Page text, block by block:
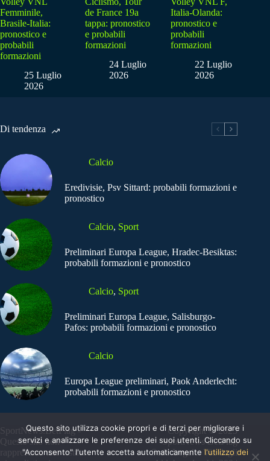
Femminile,
Brasile-Italia:
pronostico e
probabili
formazioni
25 Luglio
2026
de France 19a
tappa: pronostico
e probabili
formazioni
24 Luglio
2026
Italia-Olanda:
pronostico e
probabili
formazioni
22 Luglio
2026
Di tendenza
Calcio
Eredivisie, Psv Sittard: probabili formazioni e
pronostico
Calcio, Sport
Preliminari Europa League, Hradec-Besiktas:
probabili formazioni e pronostico
Calcio, Sport
Preliminari Europa League, Salisburgo-
Pafos: probabili formazioni e pronostico
Calcio
Europa League preliminari, Paok Anderlecht:
probabili formazioni e pronostico
SportNews.BetFlag -
Questo sito non
rappresenta una testata
Copyright © 2025
SportNews BetFlag
Sede Legale: Via degli
Questo sito utilizza cookie propri e di terzi per migliorare i
servizi e analizzare le preferenze dei suoi utenti. Cliccando su
"Acconsento" l'utente accetta automaticamente l'utilizzo dei